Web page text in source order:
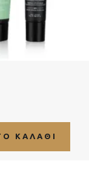
ΚΑΛΆΘΙ